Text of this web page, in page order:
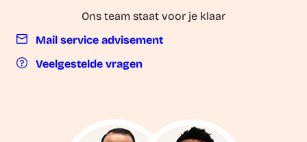
Ons team staat voor je klaar
Mail service advisement
Veelgestelde vragen